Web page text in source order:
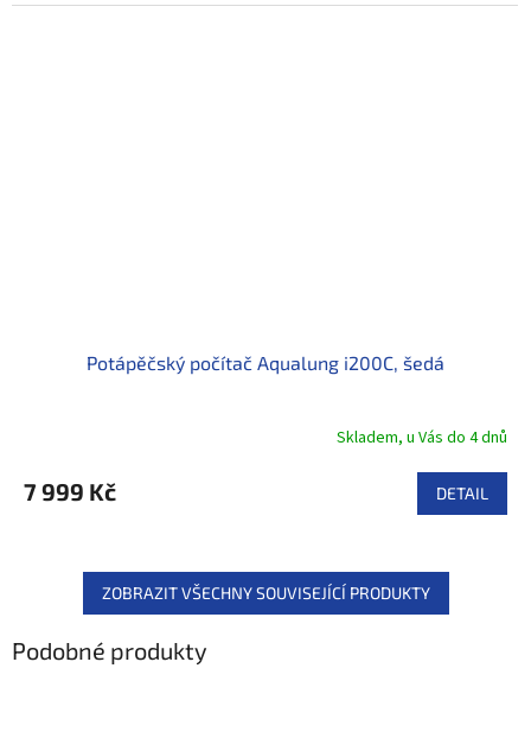
Potápěčský počítač Aqualung i200C, šedá
Skladem, u Vás do 4 dnů
7 999 Kč DETAIL
ZOBRAZIT VŠECHNY SOUVISEJÍCÍ PRODUKTY
Podobné produkty